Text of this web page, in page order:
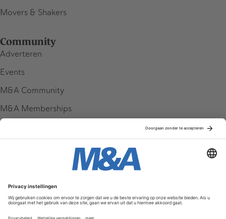
Movers & Shakers
Community
Adverteren
Events
M&A Community
M&A Memberships
Service & Contact
Contact